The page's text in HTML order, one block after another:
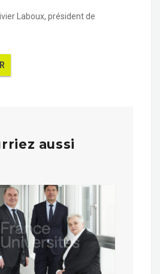
Laboux, président de
aussi